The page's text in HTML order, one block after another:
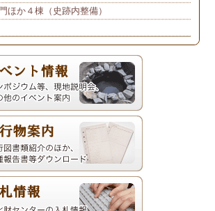
ほか４棟（史跡内整備）